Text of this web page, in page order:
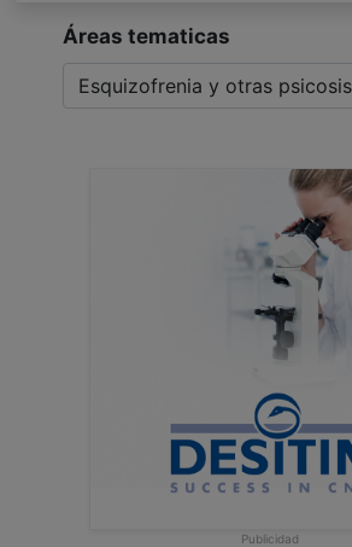
Áreas tematicas
Publicidad